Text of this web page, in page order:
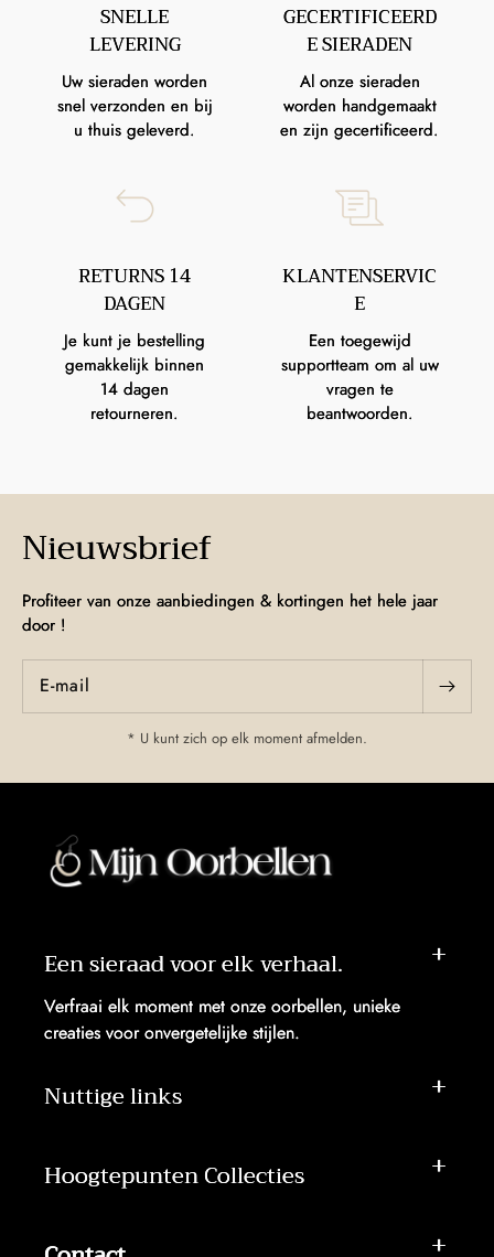
SNELLE
LEVERING
Uw sieraden worden
snel verzonden en bij
u thuis geleverd.
GECERTIFICEERD
E SIERADEN
Al onze sieraden
worden handgemaakt
en zijn gecertificeerd.
RETURNS 14
DAGEN
Je kunt je bestelling
gemakkelijk binnen
14 dagen
retourneren.
KLANTENSERVIC
E
Een toegewijd
supportteam om al uw
vragen te
beantwoorden.
Nieuwsbrief
Profiteer van onze aanbiedingen & kortingen het hele jaar
door !
E‑mail
* U kunt zich op elk moment afmelden.
Een sieraad voor elk verhaal.
Verfraai elk moment met onze oorbellen, unieke
creaties voor onvergetelijke stijlen.
Nuttige links
Hoogtepunten Collecties